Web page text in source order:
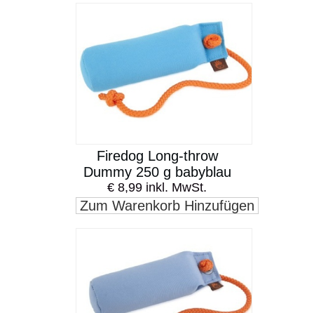
Firedog Long-throw
Dummy 250 g babyblau
€ 8,99 inkl. MwSt.
Zum Warenkorb Hinzufügen